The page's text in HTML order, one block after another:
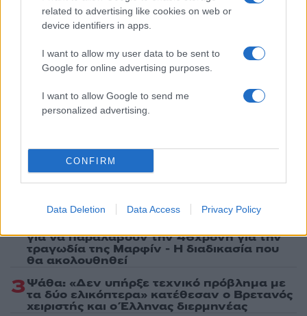
related to advertising like cookies on web or
device identifiers in apps.
I want to allow my user data to be sent to
Google for online advertising purposes.
I want to allow Google to send me
personalized advertising.
CONFIRM
Data Deletion Data Access Privacy Policy
Ακολουθήστε το Νewsit.gr στο
τελευταία νέατης ημέρας
Αυγερινός, Μουτσάτσου και ακόμη 20
πρώην στελέχη κατά Καρυστιανού: «Δεν
«συγκεντρωτικό μοντέλο»
2για να παραλάβουν την 46χρονη για την
τραγωδία της Μαρφίν - Η διαδικασία που
θα ακολουθηθεί
3Ψάθα: «Δεν υπήρξε τεχνικό πρόβλημα με
τα δύο ελικόπτερα» κατέθεσαν ο Βρετανός
χειριστής και ο Έλληνας διερμηνέας